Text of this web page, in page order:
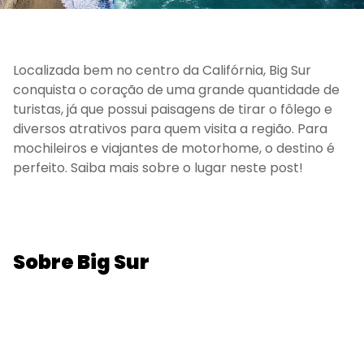
Localizada bem no centro da Califórnia, Big Sur
conquista o coração de uma grande quantidade de
turistas, já que possui paisagens de tirar o fôlego e
diversos atrativos para quem visita a região. Para
mochileiros e viajantes de motorhome, o destino é
perfeito. Saiba mais sobre o lugar neste post!
Sobre Big Sur